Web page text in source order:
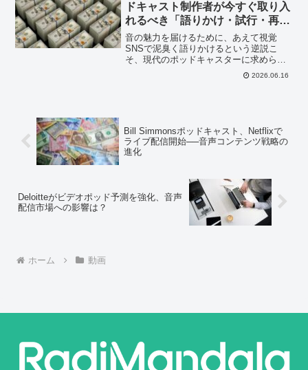
ドキャスト制作者が今すぐ取り入
れるべき「語りかけ・試行・再投
稿」のトリプル戦略
音の魅力を届けるために、あえて視覚
SNSで泥臭く語りかけるという逆説こ
そ、現代のポッドキャスターに求められ
る最もスマートな生存戦略だ。 2026.06.16
Bill Simmonsポッドキャスト、Netflixで
ライブ配信開始──音声コンテンツ戦略の
進化
Deloitteがビデオポッド予測を強化、音声
配信市場への影響は？
ホーム 動画